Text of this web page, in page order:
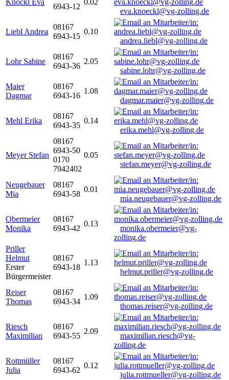
Knöckl Eva
6943-12
0.02
eva.knoeckl@vg-zolling.de
Liebl Andrea
08167
6943-15
0.10
andrea.liebl@vg-zolling.de
Lohr Sabine
08167
6943-36
2.05
sabine.lohr@vg-zolling.de
Maier
Dagmar
08167
6943-16
1.08
dagmar.maier@vg-zolling.de
Mehl Erika
08167
6943-35
0.14
erika.mehl@vg-zolling.de
Meyer Stefan
08167
6943-50
0170
7942402
0.05
stefan.meyer@vg-zolling.de
Neugebauer
Mia
08167
6943-58
0.01
mia.neugebauer@vg-zolling.de
Obermeier
Monika
08167
6943-42
0.13
monika.obermeier@vg-
zolling.de
Priller
Helmut
Erster
Bürgermeister
08167
6943-18
1.13
helmut.priller@vg-zolling.de
Reiser
Thomas
08167
6943-34
1.09
thomas.reiser@vg-zolling.de
Riesch
Maximilian
08167
6943-55
2.09
maximilian.riesch@vg-
zolling.de
Rottmüller
Julia
08167
6943-62
0.12
julia.rottmueller@vg-zolling.de